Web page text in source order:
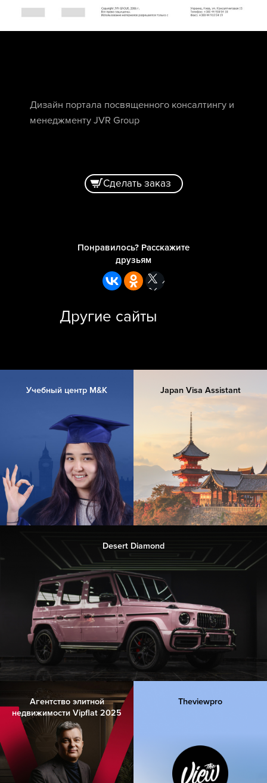
Дизайн портала посвященного консалтингу и
менеджменту JVR Group
Сделать заказ
Понравилось? Расскажите
друзьям
Другие сайты
Учебный центр M&K
Desert Diamond
Japan Visa Assistant
Агентство элитной
недвижимости Vipflat 2025
Theviewpro